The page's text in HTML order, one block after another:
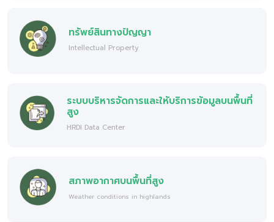
ทรัพย์สินทางปัญญา
Intellectual Property
ระบบบริหารจัดการและให้บริการข้อมูลบนพื้นที่
สูง
HRDI Data Center
สภาพอากาศบนพื้นที่สูง
Weather conditions in highlands